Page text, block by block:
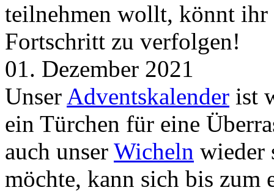
teilnehmen wollt, könnt
Fortschritt zu verfolgen!
01. Dezember 2021
Unser Adventskalender ist
ein Türchen für eine
auch unser Wicheln wieder
möchte, kann sich bis